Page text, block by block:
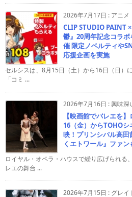
2026年7月17日 : アニメ
CLIP STUDIO PAINT
鬱』20周年記念コラ
催 限定ノベルティや
応援企画を実施
セルシスは、8月15日（土）から16日（日）
「コミ ...
2026年7月16日 :興味深
【映画館でバレエを
16（金）からTOHO
映！プリンシパル高田
くエトワール』ファ
ロイヤル・オペラ・ハウスで繰り広げられる
レエの舞台 ...
2026年7月15日 : グレイ